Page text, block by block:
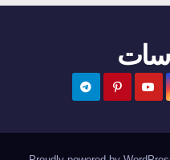
سات